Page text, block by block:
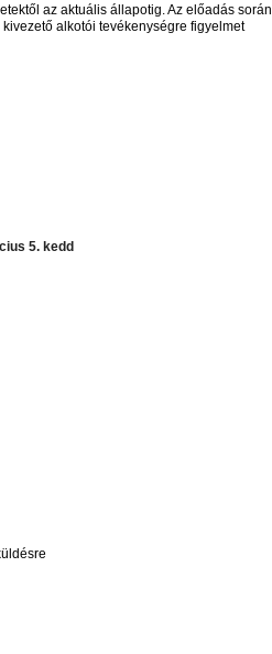
az aktuális állapotig. Az előadás során
alkotói tevékenységre figyelmet
5. kedd